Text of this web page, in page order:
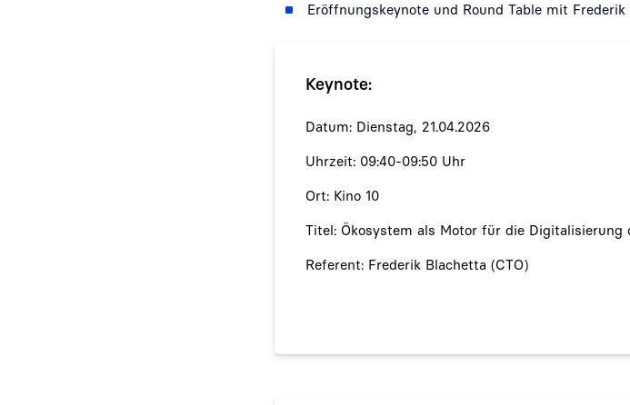
Eröffnungskeynote und Round Table mit Frederik
Keynote:
Datum: Dienstag, 21.04.2026
Uhrzeit: 09:40-09:50 Uhr
Ort: Kino 10
Titel: Ökosystem als Motor für die Digitalisierung
Referent: Frederik Blachetta (CTO)